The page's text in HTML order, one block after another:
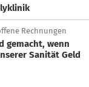
Rechnungen
Sanität Geld